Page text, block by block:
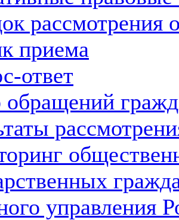
рассмотрения
приема
ответ
обращений
управления